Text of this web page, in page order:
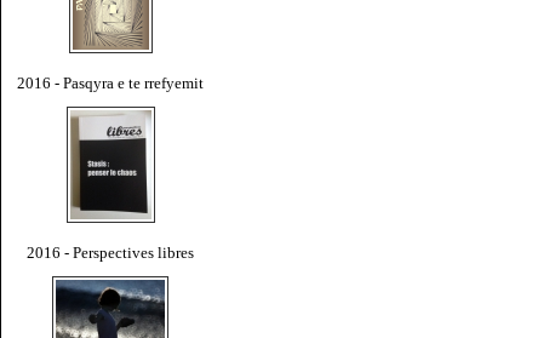
2016 - Pasqyra e te rrefyemit
2016 - Perspectives libres